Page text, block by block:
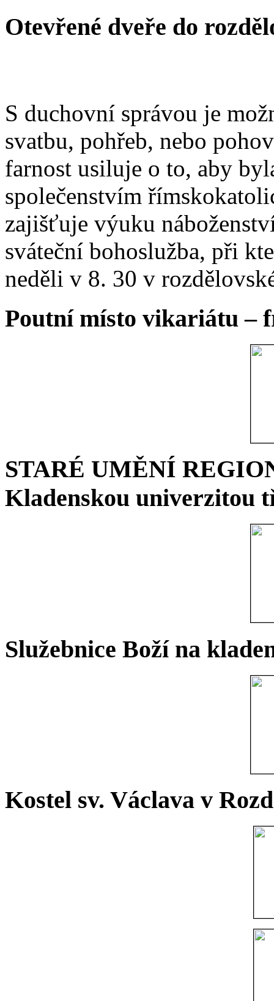
Otevřené dveře do
S duchovní správou je
svatbu, pohřeb, nebo
farnost usiluje o to, aby
společenstvím
zajišťuje výuku
sváteční bohoslužba, při
neděli v 8. 30 v
Poutní místo vikariátu –
STARÉ UMĚNÍ
Kladenskou univerzitou
Služebnice Boží na
Kostel sv. Václava v